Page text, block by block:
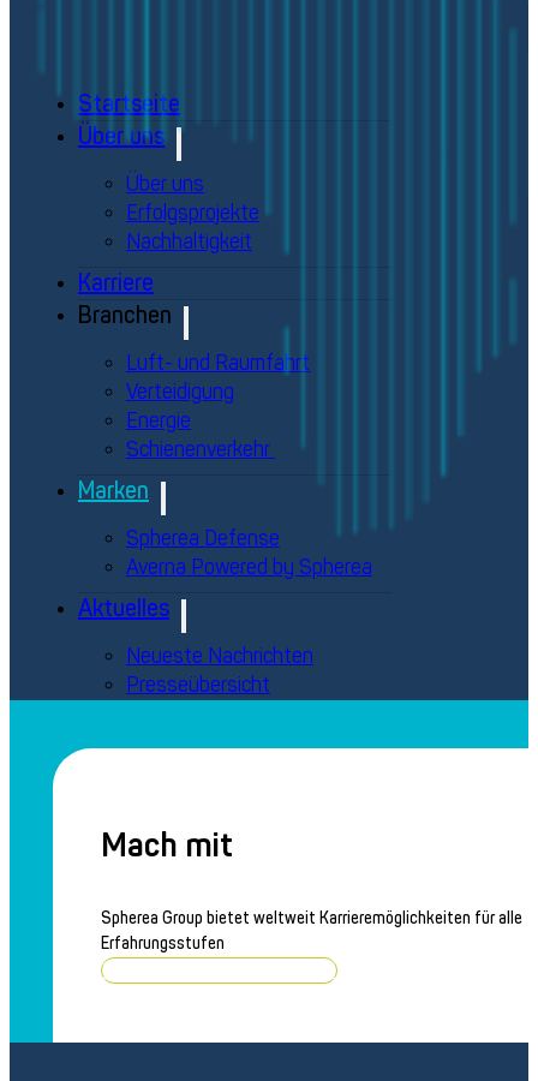
Startseite
Über uns
Über uns
Erfolgsprojekte
Nachhaltigkeit
Karriere
Branchen
Luft- und Raumfahrt
Verteidigung
Energie
Schienenverkehr
Marken
Spherea Defense
Averna Powered by Spherea
Aktuelles
Neueste Nachrichten
Presseübersicht
Kontakt
Mach mit
Spherea Group bietet weltweit Karrieremöglichkeiten für alle
Erfahrungsstufen
Stellenangebote durchsuchen